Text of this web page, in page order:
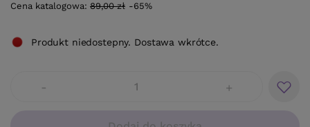
Cena katalogowa: 89,00 zł -65%
- +
Produkt niedostepny. Dostawa wkrótce.